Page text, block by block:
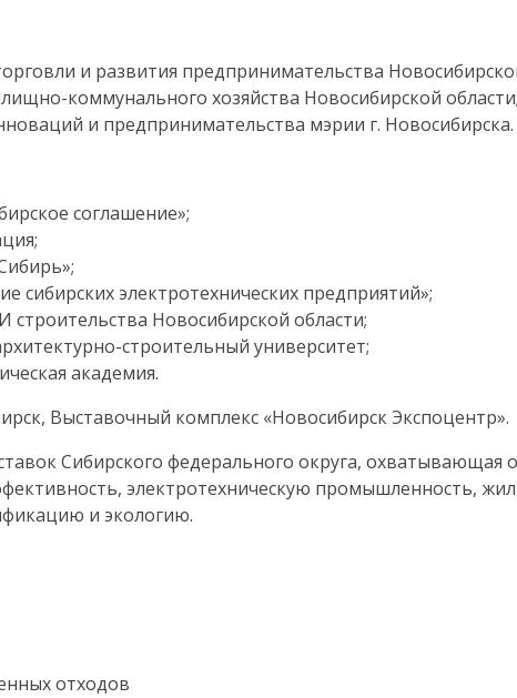
и развития предпринимательства
коммунального хозяйства Новосибирской области;
и предпринимательства мэрии г. Новосибирска.
соглашение»;
электротехнических предприятий»;
Новосибирской области;
строительный университет;
академия.
Выставочный комплекс «Новосибирск Экспоцентр».
Сибирского федерального округа, охватывающая
электротехническую промышленность,
и экологию.
отходов